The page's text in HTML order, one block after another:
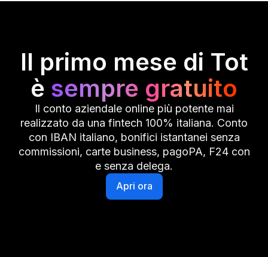
Il primo mese di Tot
è sempre gratuito
Il conto aziendale online più potente mai
realizzato da una fintech 100% italiana. Conto
con IBAN italiano, bonifici istantanei senza
commissioni, carte business, pagoPA, F24 con
e senza delega.
Apri ora